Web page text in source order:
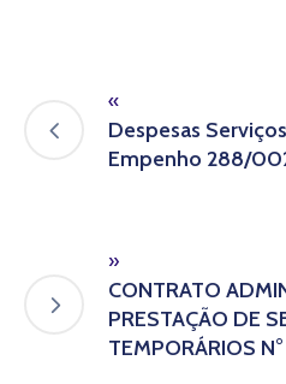
«
Despesas
Empenho 288/
»
CONTRATO
PRESTAÇÃO DE
TEMPORÁRIOS